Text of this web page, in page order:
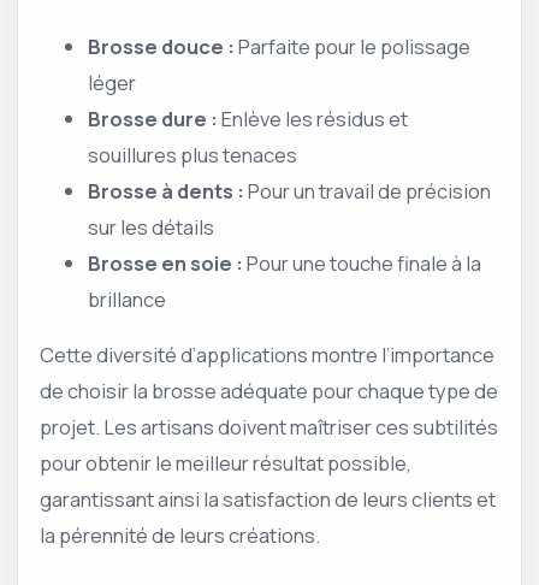
Brosse douce : Parfaite pour le polissage
léger
Brosse dure : Enlève les résidus et
souillures plus tenaces
Brosse à dents : Pour un travail de précision
sur les détails
Brosse en soie : Pour une touche finale à la
brillance
Cette diversité d’applications montre l’importance
de choisir la brosse adéquate pour chaque type de
projet. Les artisans doivent maîtriser ces subtilités
pour obtenir le meilleur résultat possible,
garantissant ainsi la satisfaction de leurs clients et
la pérennité de leurs créations.